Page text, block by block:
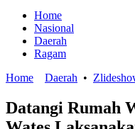
Home
Nasional
Daerah
Ragam
Home
Daerah •
Datangi Rumah